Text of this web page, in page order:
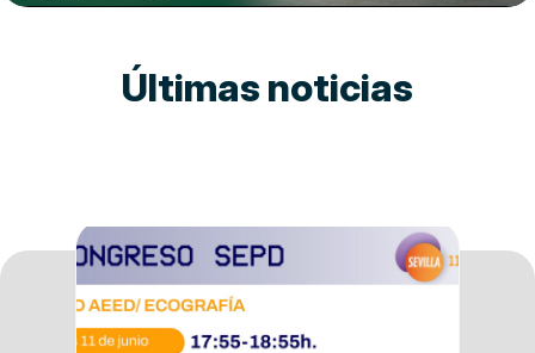
Últimas noticias